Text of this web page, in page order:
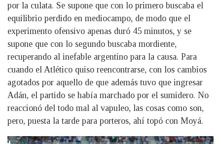
por la culata. Se supone que con lo primero buscaba el
equilibrio perdido en mediocampo, de modo que el
experimento ofensivo apenas duró 45 minutos, y se
supone que con lo segundo buscaba mordiente,
recuperando al inefable argentino para la causa. Para
cuando el Atlético quiso reencontrarse, con los cambios
agotados por aquello de que además tuvo que ingresar
Adán, el partido se había marchado por el sumidero. No
reaccionó del todo mal al vapuleo, las cosas como son,
pero, puesta la tarde para porteros, ahí topó con Moyá.